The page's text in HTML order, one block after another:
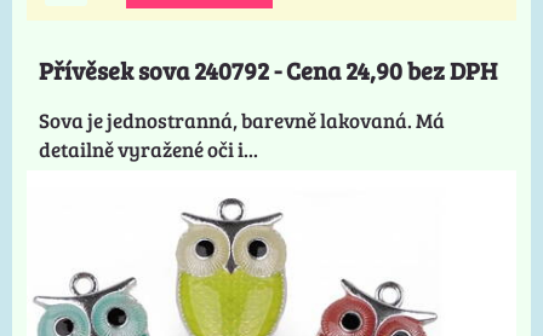
Přívěsek sova 240792 - Cena 24,90 bez DPH
Sova je jednostranná, barevně lakovaná. Má
detailně vyražené oči i...